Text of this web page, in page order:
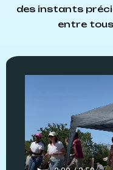
des instants
entre